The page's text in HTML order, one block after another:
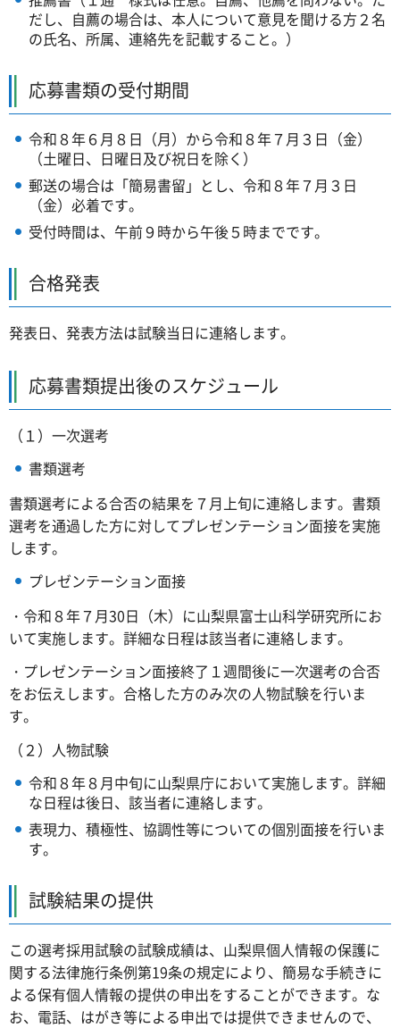
だし、自薦の場合は、本人について意見を聞ける方２名
の氏名、所属、連絡先を記載すること。）
応募書類の受付期間
令和８年６月８日（月）から令和８年７月３日（金）
（土曜日、日曜日及び祝日を除く）
郵送の場合は「簡易書留」とし、令和８年７月３日
（金）必着です。
受付時間は、午前９時から午後５時までです。
合格発表
発表日、発表方法は試験当日に連絡します。
応募書類提出後のスケジュール
（１）一次選考
書類選考
書類選考による合否の結果を７月上旬に連絡します。書類
選考を通過した方に対してプレゼンテーション面接を実施
します。
プレゼンテーション面接
・令和８年７月30日（木）に山梨県富士山科学研究所にお
いて実施します。詳細な日程は該当者に連絡します。
・プレゼンテーション面接終了１週間後に一次選考の合否
をお伝えします。合格した方のみ次の人物試験を行いま
す。
（２）人物試験
令和８年８月中旬に山梨県庁において実施します。詳細
な日程は後日、該当者に連絡します。
表現力、積極性、協調性等についての個別面接を行いま
す。
試験結果の提供
この選考採用試験の試験成績は、山梨県個人情報の保護に
関する法律施行条例第19条の規定により、簡易な手続きに
よる保有個人情報の提供の申出をすることができます。な
お、電話、はがき等による申出では提供できませんので、